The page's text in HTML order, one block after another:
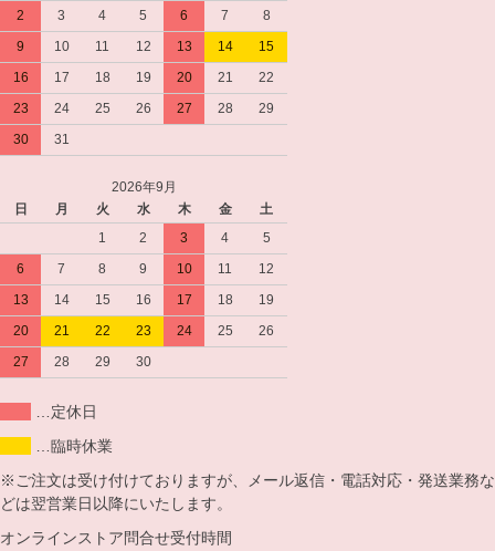
2
3 4 5 6 7
8
9
10 11 12 13 14
15
16
17 18 19 20 21
22
23
24 25 26 27 28
29
30
31
2026年9月
日
月 火 水 木 金
土
1
2 3 4
5
6
7 8 9 10 11
12
13
14 15 16 17 18
19
20
21 22 23 24 25
26
27
28 29 30
…定休日
…臨時休業
※ご注文は受け付けておりますが、メール返信・電話対応・発送業務な
どは翌営業日以降にいたします。
オンラインストア問合せ受付時間